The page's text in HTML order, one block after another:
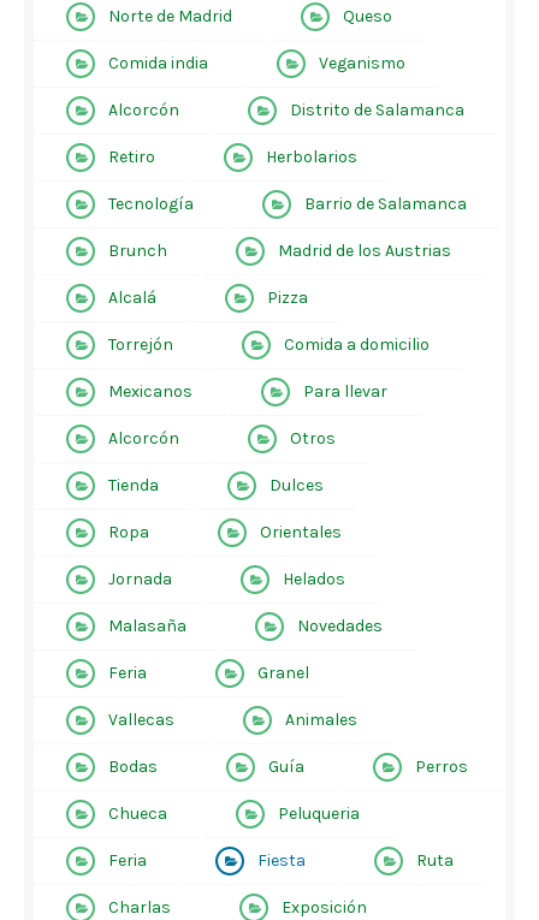
Norte de Madrid Queso
Comida india Veganismo
Alcorcón Distrito de Salamanca
Retiro Herbolarios
Tecnología Barrio de Salamanca
Brunch Madrid de los Austrias
Alcalá Pizza
Torrejón Comida a domicilio
Mexicanos Para llevar
Alcorcón Otros
Tienda Dulces
Ropa Orientales
Jornada Helados
Malasaña Novedades
Feria Granel
Vallecas Animales
Bodas Guía Perros
Chueca Peluqueria
Feria Fiesta Ruta
Charlas Exposición